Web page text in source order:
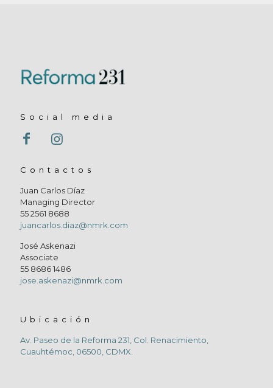
Social media
Contactos
Juan Carlos Díaz
Managing Director
55 2561 8688
juancarlos.diaz@nmrk.com
José Askenazi
Associate
55 8686 1486
jose.askenazi@nmrk.com
Ubicación
Av. Paseo de la Reforma 231, Col. Renacimiento,
Cuauhtémoc, 06500, CDMX.